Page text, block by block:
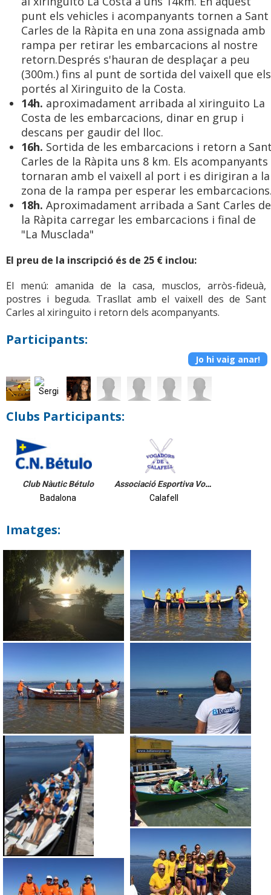
punt els vehicles i acompanyants tornen a Sant
Carles de la Ràpita en una zona assignada amb
rampa per retirar les embarcacions al nostre
retorn.Després s'hauran de desplaçar a peu
(300m.) fins al punt de sortida del vaixell que els
portés al Xiringuito de la Costa.
14h. aproximadament arribada al xiringuito La
Costa de les embarcacions, dinar en grup i
descans per gaudir del lloc.
16h. Sortida de les embarcacions i retorn a
Carles de la Ràpita uns 8 km. Els acompanyants
tornaran amb el vaixell al port i es dirigiran a la
zona de la rampa per esperar les
18h. Aproximadament arribada a Sant Carles de
la Ràpita carregar les embarcacions i final de
"La Musclada"
El preu de la inscripció és de 25 € inclou:
El menú: amanida de la casa, musclos, arròs-fideuà,
postres i beguda. Trasllat amb el vaixell des de Sant
Carles al xiringuito i retorn dels acompanyants.
Participants:
Jo hi vaig anar!
Clubs Participants:
Club Nàutic Bétulo
Badalona
Associació Esportiva Vogadors de Calafell
Calafell
Imatges: